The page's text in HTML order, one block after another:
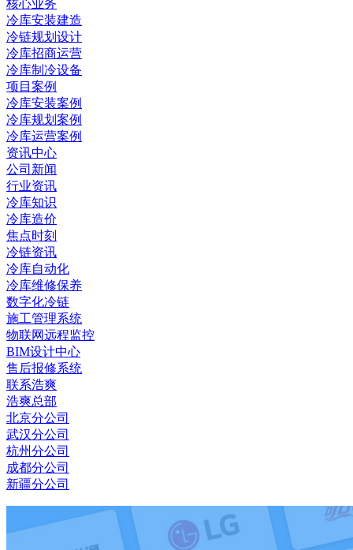
核心业务
冷库安装建造
冷链规划设计
冷库招商运营
冷库制冷设备
项目案例
冷库安装案例
冷库规划案例
冷库运营案例
资讯中心
公司新闻
行业资讯
冷库知识
冷库造价
焦点时刻
冷链资讯
冷库自动化
冷库维修保养
数字化冷链
施工管理系统
物联网远程监控
BIM设计中心
售后报修系统
联系浩爽
浩爽总部
北京分公司
武汉分公司
杭州分公司
成都分公司
新疆分公司